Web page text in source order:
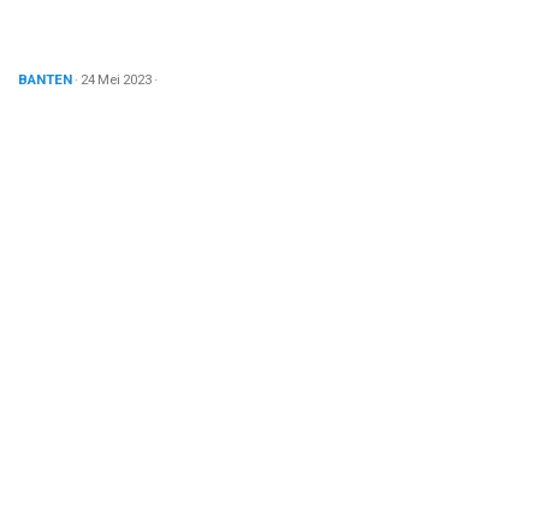
BANTEN· 24 Mei 2023·